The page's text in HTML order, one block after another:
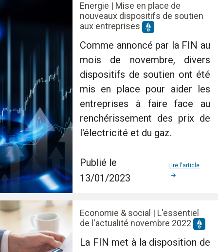
Energie | Mise en place de
nouveaux dispositifs de soutien
aux entreprises
Comme annoncé par la FIN au
mois de novembre, divers
dispositifs de soutien ont été
mis en place pour aider les
entreprises à faire face au
renchérissement des prix de
l'électricité et du gaz.
Publié le
13/01/2023
Lire l'article
Economie & social | L'essentiel
de l'actualité novembre 2022
La FIN met à la disposition de